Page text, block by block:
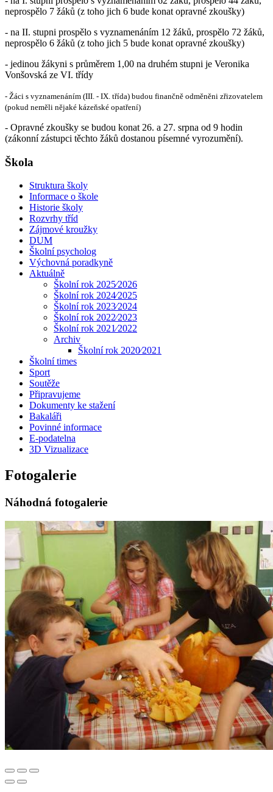
neprospělo 7 žáků (z toho jich 6 bude konat opravné zkoušky)
- na II. stupni prospělo s vyznamenáním 12 žáků, prospělo 72 žáků,
neprospělo 6 žáků (z toho jich 5 bude konat opravné zkoušky)
- jedinou žákyni s průměrem 1,00 na druhém stupni je Veronika
Vonšovská ze VI. třídy
- Žáci s vyznamenáním (III. - IX. třída) budou finančně odměněni zřizovatelem
(pokud neměli nějaké kázeňské opatření)
- Opravné zkoušky se budou konat 26. a 27. srpna od 9 hodin
(zákonní zástupci těchto žáků dostanou písemné vyrozumění).
Škola
Struktura školy
Informace o škole
Historie školy
Rozvrhy tříd
Zájmové kroužky
DUM
Školní psycholog
Výchovná poradkyně
Aktuálně
Školní rok 2025⁄2026
Školní rok 2024⁄2025
Školní rok 2023⁄2024
Školní rok 2022⁄2023
Školní rok 2021⁄2022
Archiv
Školní rok 2020⁄2021
Školní times
Sport
Soutěže
Připravujeme
Dokumenty ke stažení
Bakaláři
Povinné informace
E-podatelna
3D Vizualizace
Fotogalerie
Náhodná fotogalerie